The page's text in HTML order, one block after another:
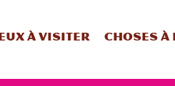
à visiter Choses